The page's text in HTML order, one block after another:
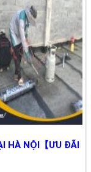
HÀ NỘI【ƯU ĐÃI